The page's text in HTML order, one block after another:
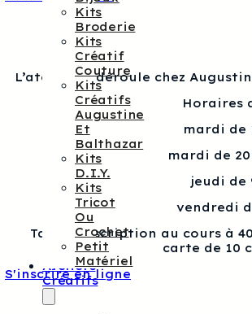
Kits
Broderie
Kits
Créatif
Couture
Kits
Créatifs
Augustine
Et
Balthazar
Kits
D.I.Y.
Kits
Tricot
Ou
Crochet
Petit
Matériel
Ateliers
Créatifs
L’atelier se déroule chez
Horaires
mardi de
mardi de
jeudi de
vendredi
Tarif : Inscription au cours à 40
carte de 10
S'inscrire en ligne